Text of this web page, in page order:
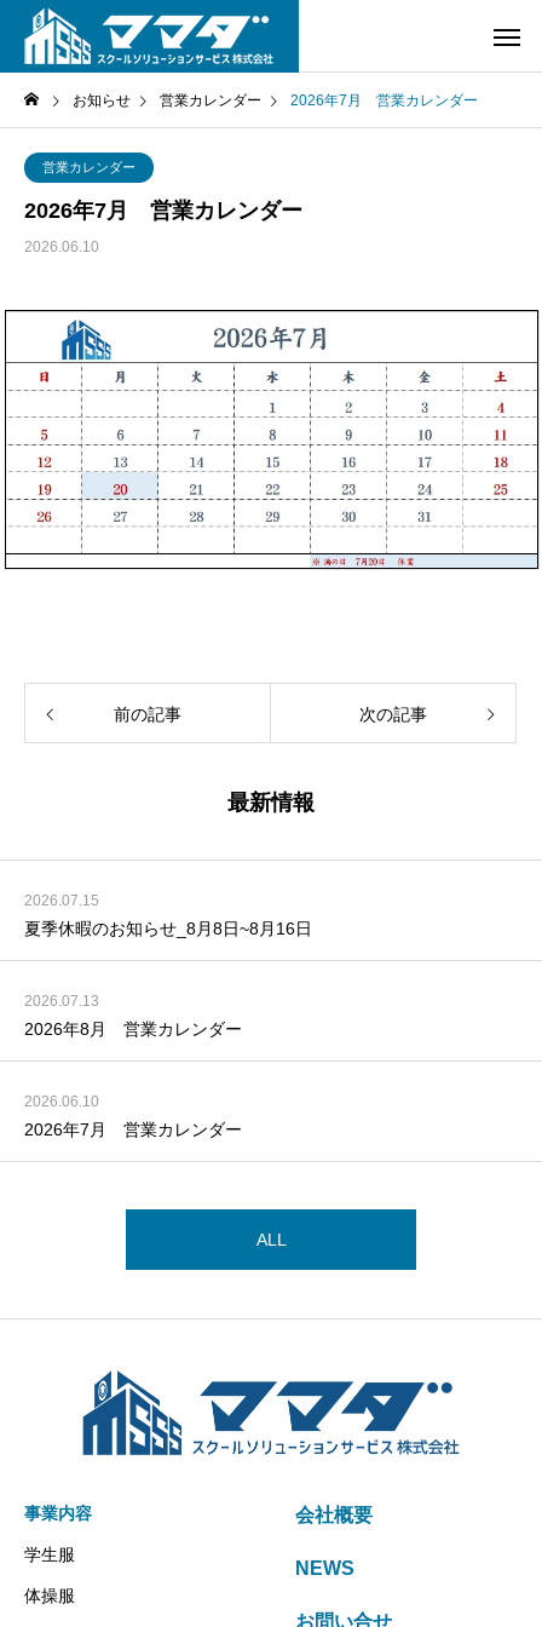
お知らせ 営業カレンダー 2026年7月 営業カレンダー
営業カレンダー
2026年7月 営業カレンダー
2026.06.10
前の記事 次の記事
最新情報
2026.07.15
夏季休暇のお知らせ_8月8日~8月16日
2026.07.13
2026年8月 営業カレンダー
2026.06.10
2026年7月 営業カレンダー
ALL
事業内容
学生服
体操服
会社概要
NEWS
お問い合せ